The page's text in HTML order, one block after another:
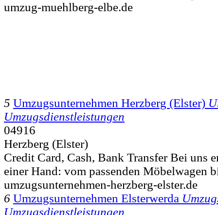
umzug-muehlberg-elbe.de
5 Umzugsunternehmen Herzberg (Elster)
Umzugsdienstleistungen
04916
Herzberg (Elster)
Credit Card, Cash, Bank Transfer Bei uns
einer Hand: vom passenden Möbelwagen
umzugsunternehmen-herzberg-elster.de
6 Umzugsunternehmen Elsterwerda
Umzugsdienstleistungen